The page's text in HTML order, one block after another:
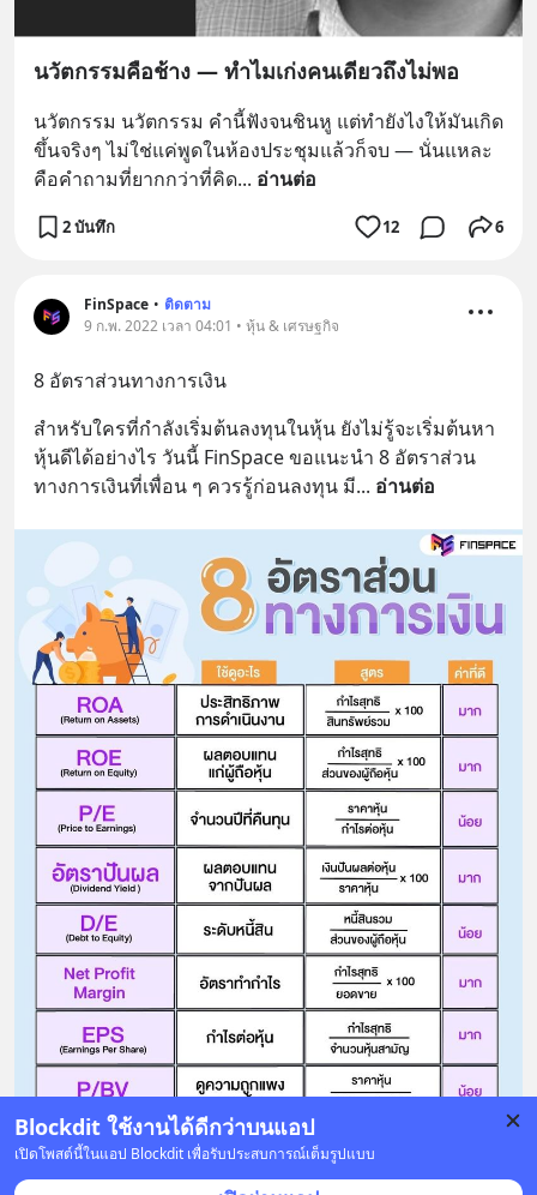
Blockdit ใช้งานได้ดีกว่าบนแอป
เปิดโพสต์นี้ในแอป Blockdit เพื่อรับประสบการณ์เต็มรูปแบบ
นวัตกรรมคือช้าง — ทำไมเก่งคนเดียวถึงไม่พอ
นวัตกรรม นวัตกรรม คำนี้ฟังจนชินหู แต่ทำยังไงให้มันเกิด
ขึ้นจริงๆ ไม่ใช่แค่พูดในห้องประชุมแล้วก็จบ — นั่นแหละ
คือคำถามที่ยากกว่าที่คิด... อ่านต่อ
2 บันทึก 12 6
FinSpace • ติดตาม
9 ก.พ. 2022 เวลา 04:01 • หุ้น & เศรษฐกิจ
8 อัตราส่วนทางการเงิน
สำหรับใครที่กำลังเริ่มต้นลงทุนในหุ้น ยังไม่รู้จะเริ่มต้นหา
หุ้นดีได้อย่างไร วันนี้ FinSpace ขอแนะนำ 8 อัตราส่วน
ทางการเงินที่เพื่อน ๆ ควรรู้ก่อนลงทุน มี... อ่านต่อ
21 บันทึก 14 3